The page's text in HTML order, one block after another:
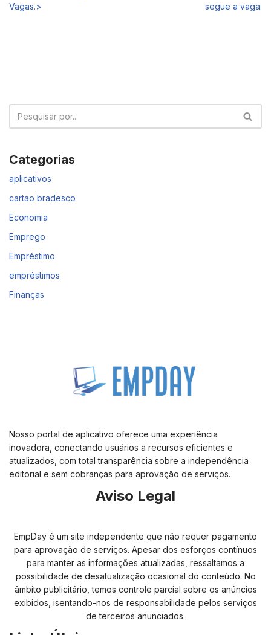
Vagas.>
segue a vaga:
Categorias
aplicativos
cartao bradesco
Economia
Emprego
Empréstimo
empréstimos
Finanças
Nosso portal de aplicativo oferece uma experiência
inovadora, conectando usuários a recursos eficientes e
atualizados, com total transparência sobre a independência
editorial e sem cobranças para aprovação de serviços.
Aviso Legal
EmpDay é um site independente que não requer pagamento
para aprovação de serviços. Apesar dos esforços contínuos
para manter as informações atualizadas, ressaltamos a
possibilidade de desatualização ocasional do conteúdo. No
âmbito publicitário, temos controle parcial sobre os anúncios
exibidos, isentando-nos de responsabilidade pelos serviços
de terceiros anunciados.